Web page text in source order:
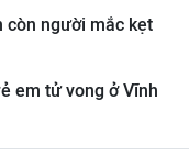
còn người mắc kẹt
em tử vong ở Vĩnh